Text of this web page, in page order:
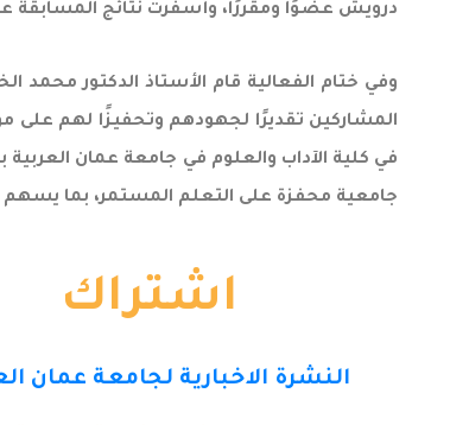
درويش عضوًا ومقررًا، وأسفرت نتائج المسابقة عن
وفي ختام الفعالية قام الأستاذ الدكتور محمد
المشاركين تقديرًا لجهودهم وتحفيزًا لهم على
في كلية الآداب والعلوم في جامعة عمان العربية
جامعية محفزة على التعلم المستمر، بما يسهم
اشتراك
النشرة الاخبارية لجامعة عمان